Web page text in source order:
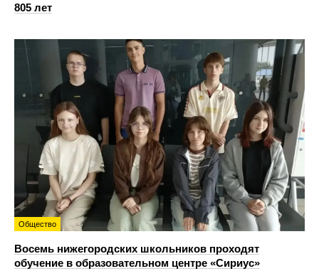
805 лет
Общество
Восемь нижегородских школьников проходят
обучение в образовательном центре «Сириус»